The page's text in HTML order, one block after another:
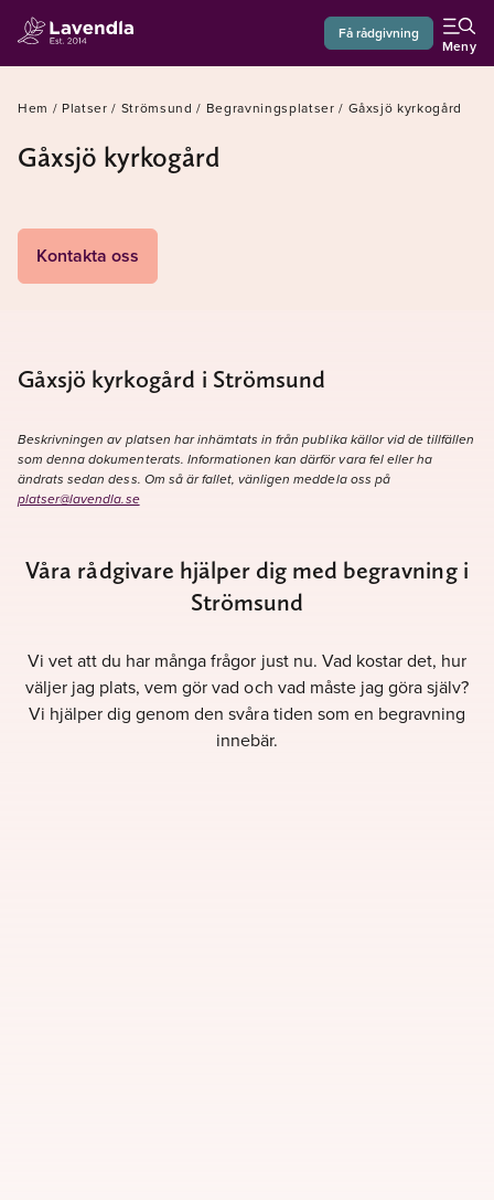
Få rådgivning
Meny
Hem / Platser / Strömsund / Begravningsplatser / Gåxsjö kyrkogård
Gåxsjö kyrkogård
Kontakta oss
Gåxsjö kyrkogård i Strömsund
Beskrivningen av platsen har inhämtats in från publika källor vid de tillfällen
som denna dokumenterats. Informationen kan därför vara fel eller ha
ändrats sedan dess. Om så är fallet, vänligen meddela oss på
platser@lavendla.se
Våra rådgivare hjälper dig med begravning i
Strömsund
Vi vet att du har många frågor just nu. Vad kostar det, hur
väljer jag plats, vem gör vad och vad måste jag göra själv?
Vi hjälper dig genom den svåra tiden som en begravning
innebär.